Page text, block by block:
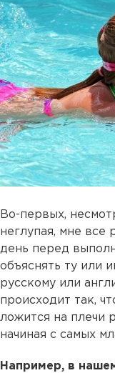
Во-первых,
неглупая, мне все
день перед
объяснять ту или
русскому или
происходит так,
ложится на плечи
начиная с самых
Например, в